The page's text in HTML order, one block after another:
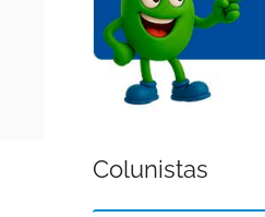
Colunistas